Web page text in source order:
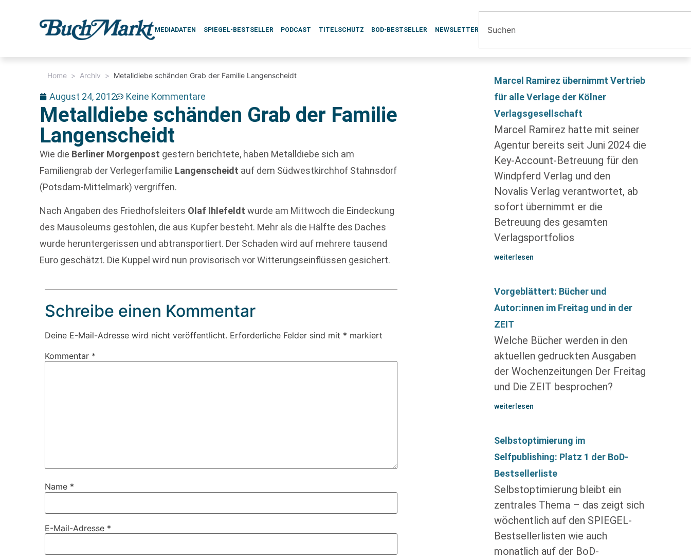
MEDIADATEN SPIEGEL-BESTSELLER PODCAST TITELSCHUTZ BOD-BESTSELLER NEWSLETTER
Home > Archiv > Metalldiebe schänden Grab der Familie Langenscheidt
August 24, 2012 Keine Kommentare
Metalldiebe schänden Grab der Familie
Langenscheidt
Wie die Berliner Morgenpost gestern berichtete, haben Metalldiebe sich am
Familiengrab der Verlegerfamilie Langenscheidt auf dem Südwestkirchhof Stahnsdorf
(Potsdam-Mittelmark) vergriffen.
Nach Angaben des Friedhofsleiters Olaf Ihlefeldt wurde am Mittwoch die Eindeckung
des Mausoleums gestohlen, die aus Kupfer besteht. Mehr als die Hälfte des Daches
wurde heruntergerissen und abtransportiert. Der Schaden wird auf mehrere tausend
Euro geschätzt. Die Kuppel wird nun provisorisch vor Witterungseinflüssen gesichert.
Schreibe einen Kommentar
Deine E-Mail-Adresse wird nicht veröffentlicht. Erforderliche Felder sind mit * markiert
Kommentar *
Name *
E-Mail-Adresse *
Marcel Ramirez übernimmt Vertrieb
für alle Verlage der Kölner
Verlagsgesellschaft
Marcel Ramirez hatte mit seiner
Agentur bereits seit Juni 2024 die
Key-Account-Betreuung für den
Windpferd Verlag und den
Novalis Verlag verantwortet, ab
sofort übernimmt er die
Betreuung des gesamten
Verlagsportfolios
weiterlesen
Vorgeblättert: Bücher und
Autor:innen im Freitag und in der
ZEIT
Welche Bücher werden in den
aktuellen gedruckten Ausgaben
der Wochenzeitungen Der Freitag
und Die ZEIT besprochen?
weiterlesen
Selbstoptimierung im
Selfpublishing: Platz 1 der BoD-
Bestsellerliste
Selbstoptimierung bleibt ein
zentrales Thema – das zeigt sich
wöchentlich auf den SPIEGEL-
Bestsellerlisten wie auch
monatlich auf der BoD-